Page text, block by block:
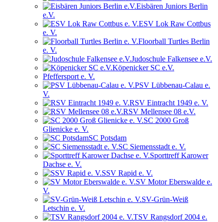
Eisbären Juniors Berlin
e.V.
ESV Lok Raw Cottbus
e. V.
Floorball Turtles Berlin
e. V.
Judoschule Falkensee e.V.
Köpenicker SC e.V.
Pfeffersport e. V.
PSV Lübbenau-Calau e.
V.
RSV Eintracht 1949 e. V.
RSV Mellensee 08 e.V.
SC 2000 Groß
Glienicke e. V.
SC Potsdam
SC Siemensstadt e. V.
Sporttreff Karower
Dachse e. V.
SSV Rapid e. V.
SV Motor Eberswalde e.
V.
SV-Grün-Weiß
Letschin e. V.
TSV Rangsdorf 2004 e.